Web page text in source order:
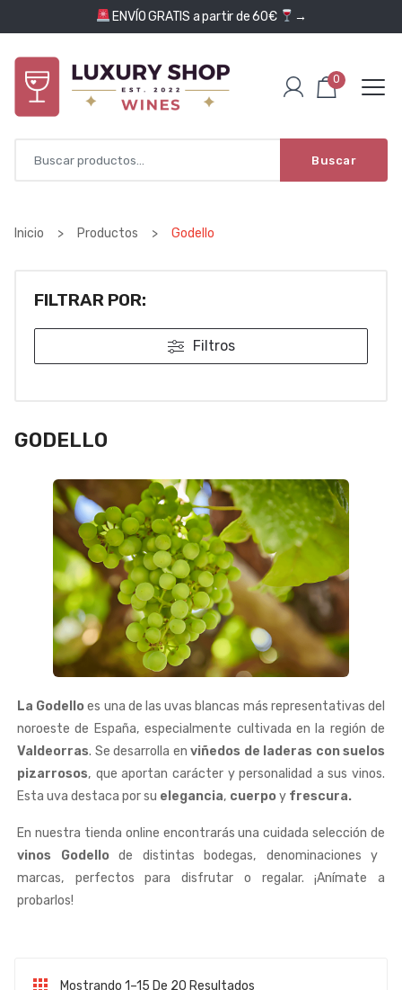
Saltar al contenidoENVÍO GRATIS a partir de 60€ →
Buscar
0
Inicio > Productos > Godello
FILTRAR POR:
Filtros
GODELLO
La Godelloes una de las uvas blancas más representativas del
noroeste de España, especialmente cultivada en la región de
Valdeorras. Se desarrolla en viñedos de laderas con suelos
pizarrosos, que aportan carácter y personalidad a sus vinos.
Esta uva destaca por su elegancia, cuerpoy frescura.
En nuestra tienda online encontrarás una cuidada selección de
vinos Godellode distintas bodegas, denominaciones y
marcas, perfectos para disfrutar o regalar. ¡Anímate a
probarlos!
Mostrando 1–15 De 20 Resultados